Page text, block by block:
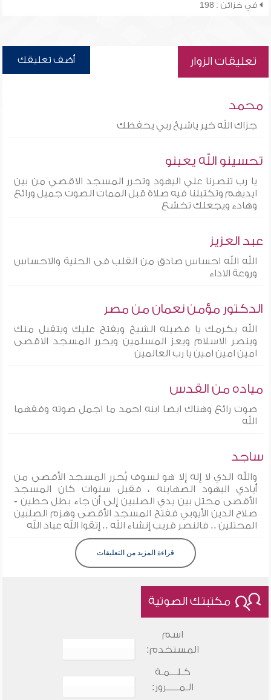
في خزائن : 198
تعليقات الزوار أضف تعليقك
محمد
جزاك الله خير ياشيخ ربي يحفظك
تحسينو الله يعينو
يا رب تنصرنا علي اليهود وتحرر المسجد الاقصي من بين
ايديهم وتكتبلنا فيه صلاة قبل الممات الصوت جميل ورائع
وهادء ويجعلك تخشع
عبد العزيز
الله الله احساس صادق من القلب فى الحنية والاحساس
وروعة الاداء
الدكتور مؤمن نعمان من مصر
الله يكرمك يا فضيله الشيخ ويفتح عليك ويتقبل منك
وينصر الاسلام ويعز المسلمين ويحرر المسجد الاقصى
امين امين امين يا رب العالمين
مياده من القدس
صوت رائع وهناك ايضا ابنه احمد ما اجمل صوته وفقهما
الله
ساجد
والله الذي لا إله إلا هو لسوف يُحرر المسجد الأقصى من
أيادي اليهود الصهاينه ، فقبل سنوات كان المسجد
الأقصى محتل بين يدي الصلبين إلى أن جاء بطل حطين -
صلاح الدين الأيوبي ففتح المسجد الأقصى وهزم الصلبين
المحتلين .. فالنصر قريب إنشاء الله .. إتقوا الله عباد الله
قراءة المزيد من التعليقات
مكتبتك الصوتية
اسم
المستخدم:
كـلـــمـة
الـمـــــرور: